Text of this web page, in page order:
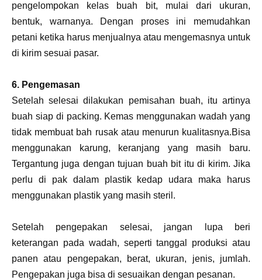
pengelompokan kelas buah bit, mulai dari ukuran,
bentuk, warnanya. Dengan proses ini memudahkan
petani ketika harus menjualnya atau mengemasnya untuk
di kirim sesuai pasar.
6. Pengemasan
Setelah selesai dilakukan pemisahan buah, itu artinya
buah siap di packing. Kemas menggunakan wadah yang
tidak membuat bah rusak atau menurun kualitasnya.Bisa
menggunakan karung, keranjang yang masih baru.
Tergantung juga dengan tujuan buah bit itu di kirim. Jika
perlu di pak dalam plastik kedap udara maka harus
menggunakan plastik yang masih steril.
Setelah pengepakan selesai, jangan lupa beri
keterangan pada wadah, seperti tanggal produksi atau
panen atau pengepakan, berat, ukuran, jenis, jumlah.
Pengepakan juga bisa di sesuaikan dengan pesanan.